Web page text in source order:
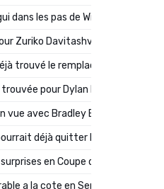
dans les pas de Will Still ?
Zuriko Davitashvili
trouvé le remplaçant de Robinio
pour Dylan Batubinsika
vue avec Bradley Barcola ?
déjà quitter Lyon en janvier
en Coupe de France
a la cote en Serie A